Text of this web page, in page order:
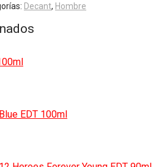
Decant, Hombre
EDT 100ml